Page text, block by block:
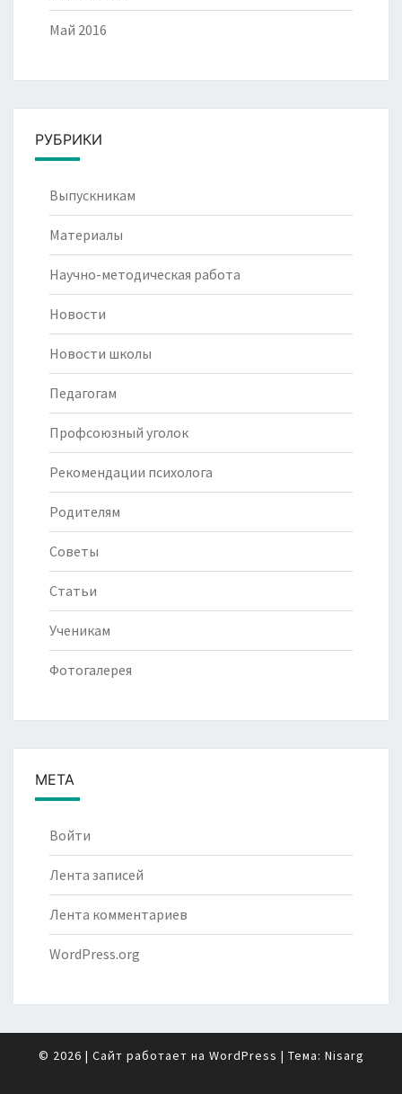
Май 2016
РУБРИКИ
Выпускникам
Материалы
Научно-методическая работа
Новости
Новости школы
Педагогам
Профсоюзный уголок
Рекомендации психолога
Родителям
Советы
Статьи
Ученикам
Фотогалерея
МЕТА
Войти
Лента записей
Лента комментариев
WordPress.org
© 2026 | Сайт работает на WordPress | Тема: Nisarg